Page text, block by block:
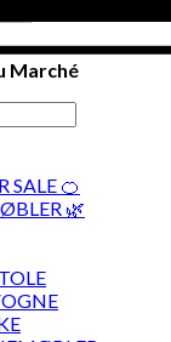
Marché
SALE 🍊
🌿